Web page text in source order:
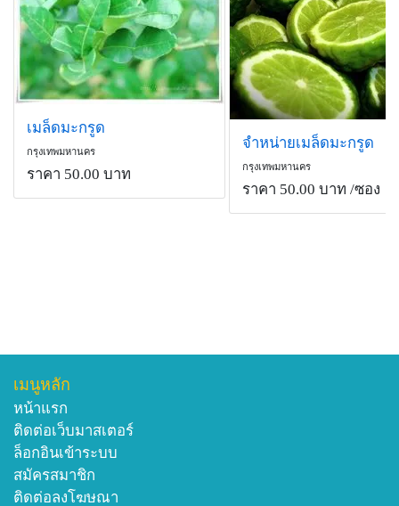
เมล็ดมะกรูด
กรุงเทพมหานคร
ราคา 50.00 บาท
จำหน่ายเมล็ดมะกรูด
กรุงเทพมหานคร
ราคา 50.00 บาท /ซอง
เมนูหลัก
หน้าแรก
ติดต่อเว็บมาสเตอร์
ล็อกอินเข้าระบบ
สมัครสมาชิก
ติดต่อลงโฆษณา